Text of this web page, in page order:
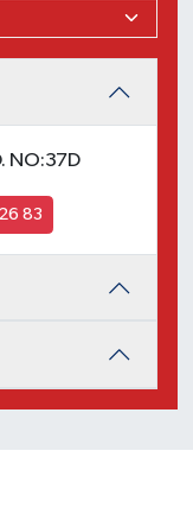
NO:37D
83